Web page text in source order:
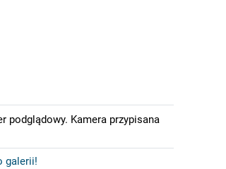
podglądowy. Kamera przypisana
galerii!